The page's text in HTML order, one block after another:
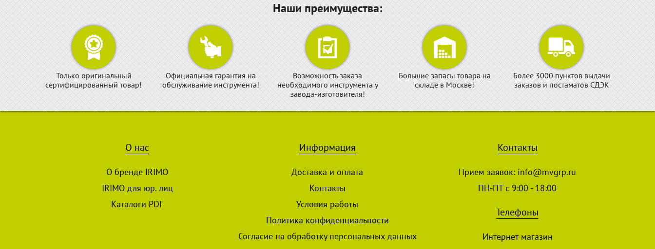
Наши преимущества:
Только оригинальный
сертифицированный товар!
Официальная гарантия на
обслуживание инструмента!
Возможность заказа
необходимого инструмента у
завода-изготовителя!
Большие запасы товара на
складе в Москве!
Более 3000 пунктов выдачи
заказов и постаматов СДЭК
О нас
О бренде IRIMO
IRIMO для юр. лиц
Каталоги PDF
Информация
Доставка и оплата
Контакты
Условия работы
Политика конфиденциальности
Согласие на обработку персональных данных
Контакты
Прием заявок: info@mvgrp.ru
ПН-ПТ с 9:00 - 18:00
Телефоны
Интернет-магазин